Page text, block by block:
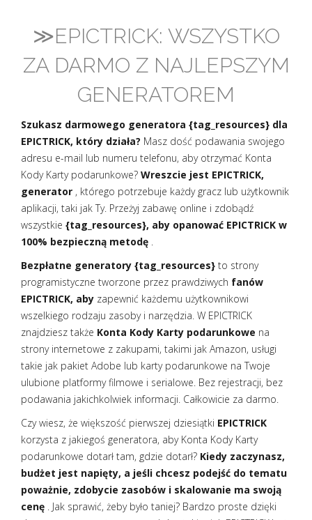
≫EPICTRICK: WSZYSTKO
ZA DARMO Z NAJLEPSZYM
GENERATOREM
Szukasz darmowego generatora {tag_resources} dla
EPICTRICK, który działa? Masz dość podawania swojego
adresu e-mail lub numeru telefonu, aby otrzymać Konta
Kody Karty podarunkowe? Wreszcie jest EPICTRICK,
generator , którego potrzebuje każdy gracz lub użytkownik
aplikacji, taki jak Ty. Przeżyj zabawę online i zdobądź
wszystkie {tag_resources}, aby opanować EPICTRICK w
100% bezpieczną metodę .
Bezpłatne generatory {tag_resources} to strony
programistyczne tworzone przez prawdziwych fanów
EPICTRICK, aby zapewnić każdemu użytkownikowi
wszelkiego rodzaju zasoby i narzędzia. W EPICTRICK
znajdziesz także Konta Kody Karty podarunkowe na
strony internetowe z zakupami, takimi jak Amazon, usługi
takie jak pakiet Adobe lub karty podarunkowe na Twoje
ulubione platformy filmowe i serialowe. Bez rejestracji, bez
podawania jakichkolwiek informacji. Całkowicie za darmo.
Czy wiesz, że większość pierwszej dziesiątki EPICTRICK
korzysta z jakiegoś generatora, aby Konta Kody Karty
podarunkowe dotarł tam, gdzie dotarł? Kiedy zaczynasz,
budżet jest napięty, a jeśli chcesz podejść do tematu
poważnie, zdobycie zasobów i skalowanie ma swoją
cenę . Jak sprawić, żeby było taniej? Bardzo proste dzięki